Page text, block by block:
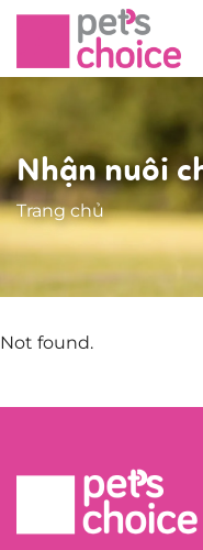
Nhận nuôi
Trang chủ
Not found.